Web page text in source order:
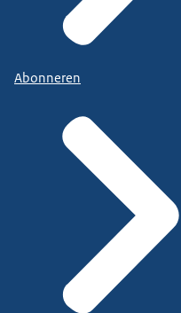
Abonneren